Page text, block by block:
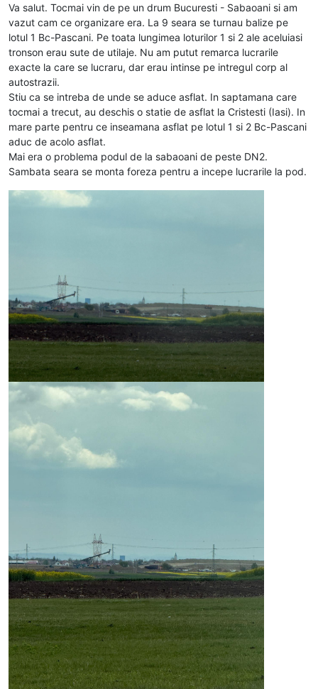
Va salut. Tocmai vin de pe un drum Bucuresti - Sabaoani si am
vazut cam ce organizare era. La 9 seara se turnau balize pe
lotul 1 Bc-Pascani. Pe toata lungimea loturilor 1 si 2 ale aceluiasi
tronson erau sute de utilaje. Nu am putut remarca lucrarile
exacte la care se lucraru, dar erau intinse pe intregul corp al
autostrazii.
Stiu ca se intreba de unde se aduce asflat. In saptamana care
tocmai a trecut, au deschis o statie de asflat la Cristesti (Iasi). In
mare parte pentru ce inseamana asflat pe lotul 1 si 2 Bc-Pascani
aduc de acolo asflat.
Mai era o problema podul de la sabaoani de peste DN2.
Sambata seara se monta foreza pentru a incepe lucrarile la pod.